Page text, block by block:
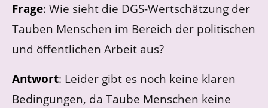
Frage: Wie sieht die DGS-Wertschätzung der
Tauben Menschen im Bereich der politischen
und öffentlichen Arbeit aus?
Antwort: Leider gibt es noch keine klaren
Bedingungen, da Taube Menschen keine